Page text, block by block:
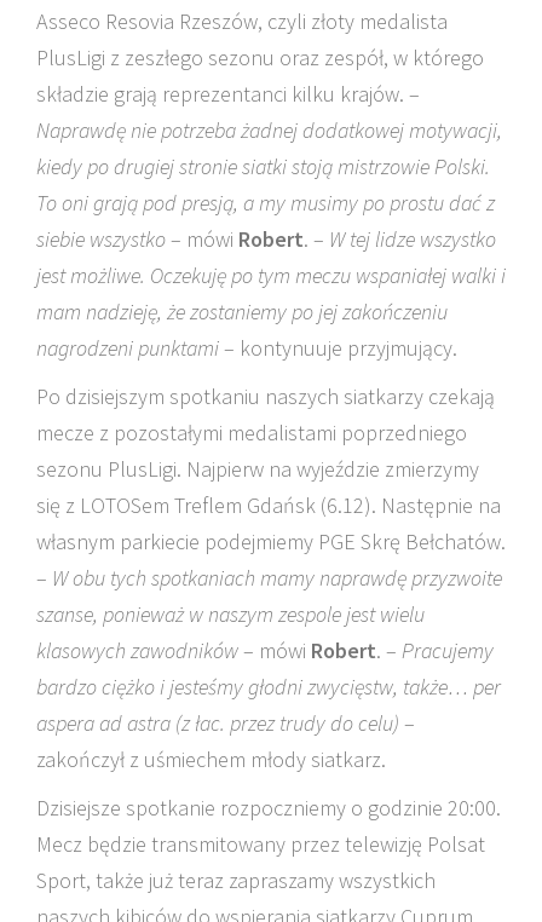
Asseco Resovia Rzeszów, czyli złoty medalista
PlusLigi z zeszłego sezonu oraz zespół, w którego
składzie grają reprezentanci kilku krajów. –
Naprawdę nie potrzeba żadnej dodatkowej motywacji,
kiedy po drugiej stronie siatki stoją mistrzowie Polski.
To oni grają pod presją, a my musimy po prostu dać z
siebie wszystko– mówi Robert. – W tej lidze wszystko
jest możliwe. Oczekuję po tym meczu wspaniałej walki i
mam nadzieję, że zostaniemy po jej zakończeniu
nagrodzeni punktami– kontynuuje przyjmujący.
Po dzisiejszym spotkaniu naszych siatkarzy czekają
mecze z pozostałymi medalistami poprzedniego
sezonu PlusLigi. Najpierw na wyjeździe zmierzymy
się z LOTOSem Treflem Gdańsk (6.12). Następnie na
własnym parkiecie podejmiemy PGE Skrę Bełchatów.
– W obu tych spotkaniach mamy naprawdę przyzwoite
szanse, ponieważ w naszym zespole jest wielu
klasowych zawodników– mówi Robert. – Pracujemy
bardzo ciężko i jesteśmy głodni zwycięstw, także… per
aspera ad astra (z łac. przez trudy do celu) –
zakończył z uśmiechem młody siatkarz.
Dzisiejsze spotkanie rozpoczniemy o godzinie 20:00.
Mecz będzie transmitowany przez telewizję Polsat
Sport, także już teraz zapraszamy wszystkich